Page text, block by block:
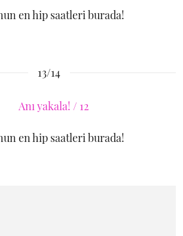
en hip saatleri burada!
13/14
en hip saatleri burada!